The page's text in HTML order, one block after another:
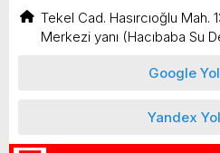
Tekel Cad. Hasırcıoğlu Mah.
Merkezi yanı (Hacıbaba Su
Google
Yandex